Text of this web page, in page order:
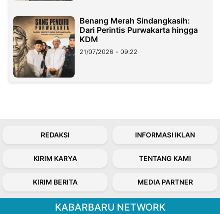
Benang Merah Sindangkasih:
Dari Perintis Purwakarta hingga
KDM
21/07/2026 - 09:22
REDAKSI INFORMASI IKLAN
KIRIM KARYA TENTANG KAMI
KIRIM BERITA MEDIA PARTNER
KABARBARU NETWORK